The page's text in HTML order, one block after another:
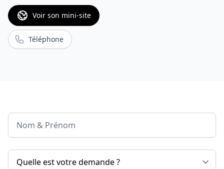
Voir son mini-site
Téléphone
Nom & Prénom